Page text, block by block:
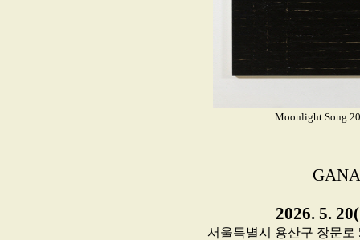
Moonlight Song
2026. 5.
서울특별시 용산구 장문로